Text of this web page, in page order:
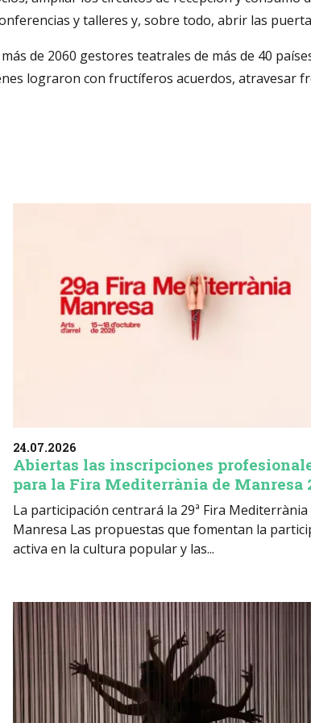
y talleres y, sobre todo, abrir las
de 2060 gestores teatrales de más de 40
lograron con fructíferos acuerdos, atravesar
24.07.2026
Abiertas las inscripciones
para la Fira Mediterrània de Manresa
La participación centrará la 29ª Fira Mediterrània
Manresa Las propuestas que fomentan la
activa en la cultura popular y las...